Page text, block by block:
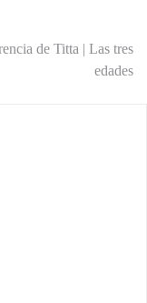
de Titta | Las tres
edades